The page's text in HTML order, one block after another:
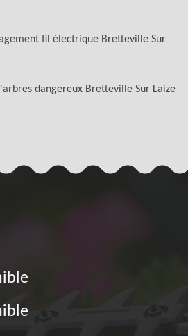
fil électrique Bretteville Sur
dangereux Bretteville Sur Laize